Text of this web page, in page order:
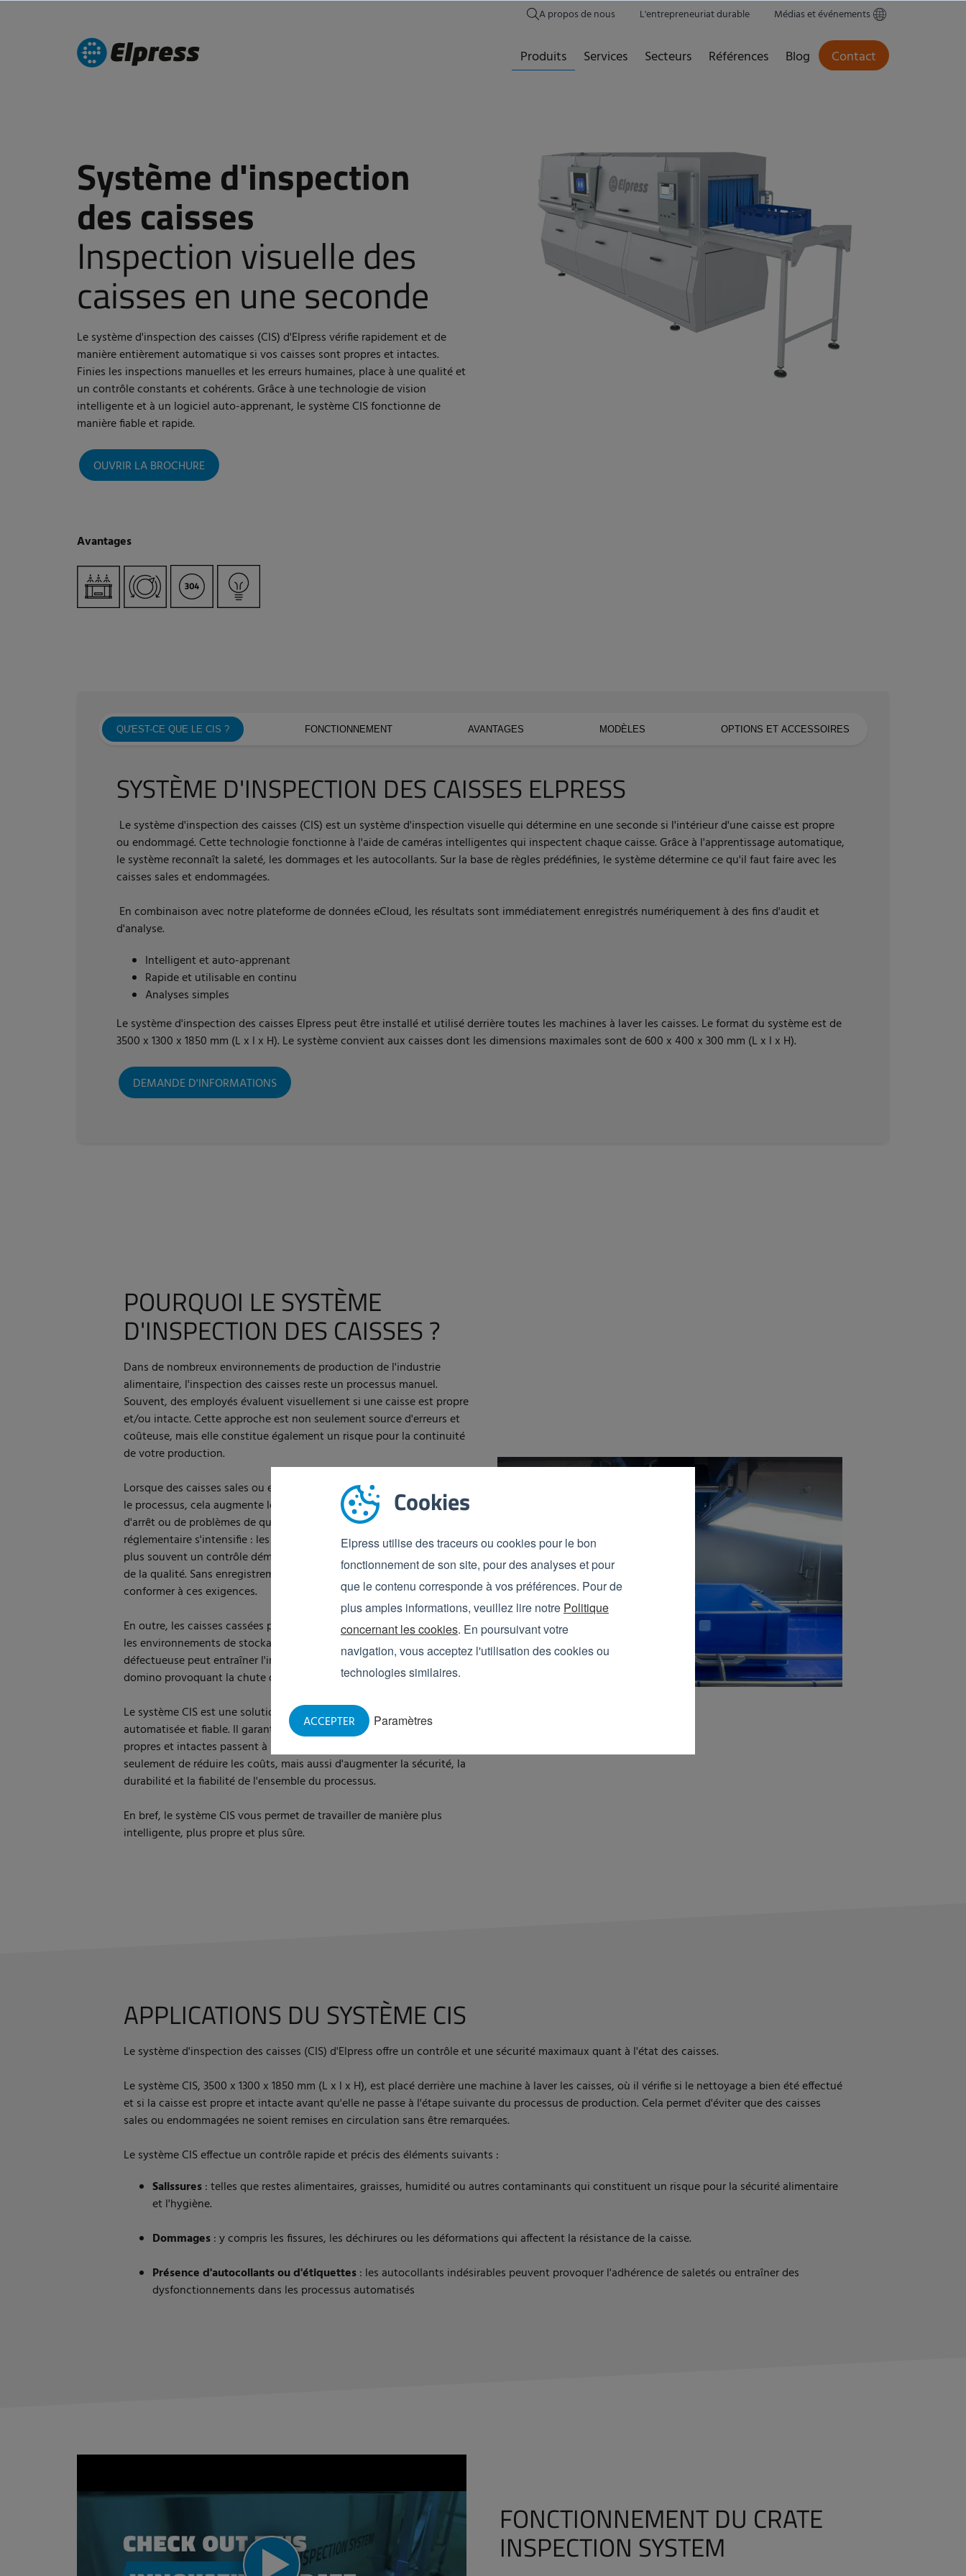
Cookies
Elpress utilise des traceurs ou cookies pour le bon
fonctionnement de son site, pour des analyses et pour
que le contenu corresponde à vos préférences. Pour de
plus amples informations, veuillez lire notre Politique
concernant les cookies. En poursuivant votre
navigation, vous acceptez l'utilisation des cookies ou
technologies similaires.
Paramètres
ACCEPTER
A propos de nous L'entrepreneuriat durable Médias et événements
Produits Services Secteurs Références Blog Contact
Système d'inspection
des caisses
Inspection visuelle des
caisses en une seconde
Le système d'inspection des caisses (CIS) d'Elpress vérifie rapidement et de
manière entièrement automatique si vos caisses sont propres et intactes.
Finies les inspections manuelles et les erreurs humaines, place à une qualité et
un contrôle constants et cohérents. Grâce à une technologie de vision
intelligente et à un logiciel auto-apprenant, le système CIS fonctionne de
manière fiable et rapide.
OUVRIR LA BROCHURE
Avantages
QU'EST-CE QUE LE CIS ? FONCTIONNEMENT AVANTAGES MODÈLES OPTIONS ET ACCESSOIRES
SYSTÈME D'INSPECTION DES CAISSES ELPRESS
Le système d'inspection des caisses (CIS) est un système d'inspection visuelle qui détermine en une seconde si l'intérieur d'une caisse est propre
ou endommagé. Cette technologie fonctionne à l'aide de caméras intelligentes qui inspectent chaque caisse. Grâce à l'apprentissage automatique,
le système reconnaît la saleté, les dommages et les autocollants. Sur la base de règles prédéfinies, le système détermine ce qu'il faut faire avec les
caisses sales et endommagées.
En combinaison avec notre plateforme de données eCloud, les résultats sont immédiatement enregistrés numériquement à des fins d'audit et
d'analyse.
Intelligent et auto-apprenant
Rapide et utilisable en continu
Analyses simples
Le système d'inspection des caisses Elpress peut être installé et utilisé derrière toutes les machines à laver les caisses. Le format du système est de
3500 x 1300 x 1850 mm (L x l x H). Le système convient aux caisses dont les dimensions maximales sont de 600 x 400 x 300 mm (L x l x H).
DEMANDE D'INFORMATIONS
POURQUOI LE SYSTÈME
D'INSPECTION DES CAISSES ?
Dans de nombreux environnements de production de l'industrie
alimentaire, l'inspection des caisses reste un processus manuel.
Souvent, des employés évaluent visuellement si une caisse est propre
et/ou intacte. Cette approche est non seulement source d'erreurs et
coûteuse, mais elle constitue également un risque pour la continuité
de votre production.
Lorsque des caisses sales ou endommagées passent inaperçues dans
le processus, cela augmente le risque de contamination croisée,
d'arrêt ou de problèmes de qualité. Dans le même temps, la pression
réglementaire s'intensifie : les audits HACCP et ISO exigent de plus en
plus souvent un contrôle démontrable et documenté de l'hygiène et
de la qualité. Sans enregistrement numérique, il est difficile de se
conformer à ces exigences.
En outre, les caisses cassées présentent des risques logistiques. Dans
les environnements de stockage et d'entreposage, une seule caisse
défectueuse peut entraîner l'instabilité des piles et même un effet
domino provoquant la chute de plusieurs palettes.
Le système CIS est une solution d'inspection entièrement
automatisée et fiable. Il garantit que seules les caisses réellement
propres et intactes passent à l'étape suivante. Cela permet non
seulement de réduire les coûts, mais aussi d'augmenter la sécurité, la
durabilité et la fiabilité de l'ensemble du processus.
En bref, le système CIS vous permet de travailler de manière plus
intelligente, plus propre et plus sûre.
APPLICATIONS DU SYSTÈME CIS
Le système d'inspection des caisses (CIS) d'Elpress offre un contrôle et une sécurité maximaux quant à l'état des caisses.
Le système CIS, 3500 x 1300 x 1850 mm (L x l x H), est placé derrière une machine à laver les caisses, où il vérifie si le nettoyage a bien été effectué
et si la caisse est propre et intacte avant qu'elle ne passe à l'étape suivante du processus de production. Cela permet d'éviter que des caisses
sales ou endommagées ne soient remises en circulation sans être remarquées.
Le système CIS effectue un contrôle rapide et précis des éléments suivants :
Salissures: telles que restes alimentaires, graisses, humidité ou autres contaminants qui constituent un risque pour la sécurité alimentaire
et l'hygiène.
Dommages: y compris les fissures, les déchirures ou les déformations qui affectent la résistance de la caisse.
Présence d'autocollants ou d'étiquettes: les autocollants indésirables peuvent provoquer l'adhérence de saletés ou entraîner des
dysfonctionnements dans les processus automatisés
FONCTIONNEMENT DU CRATE
INSPECTION SYSTEM